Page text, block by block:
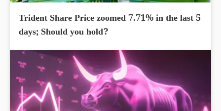
Trident Share Price zoomed 7.71% in the last 5
days; Should you hold?